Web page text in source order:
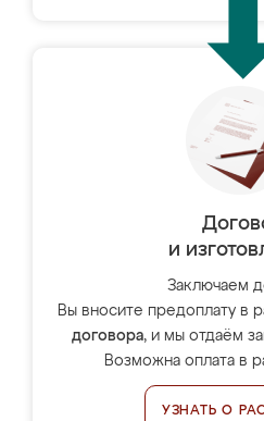
и
Заключаем
Вы вносите предоплату в
договора, и мы отдаём
Возможна оплата в
УЗНАТЬ О